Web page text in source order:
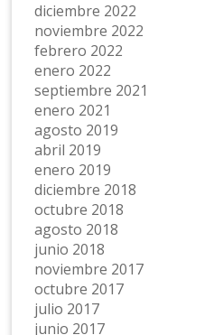
diciembre 2022
noviembre 2022
febrero 2022
enero 2022
septiembre 2021
enero 2021
agosto 2019
abril 2019
enero 2019
diciembre 2018
octubre 2018
agosto 2018
junio 2018
noviembre 2017
octubre 2017
julio 2017
junio 2017